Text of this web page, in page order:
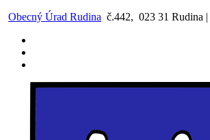
Preskočiť
obsah
Obecný Úrad Rudina č.442, 023 31 Rudina |